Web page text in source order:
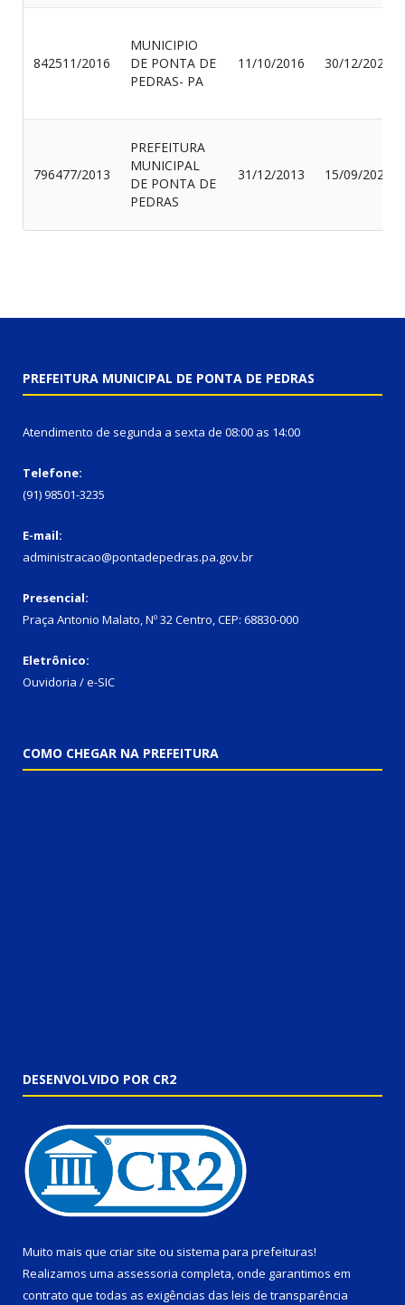
842511/2016
MUNICIPIO
DE PONTA DE
PEDRAS- PA
11/10/2016 30/12/2022
796477/2013
PREFEITURA
MUNICIPAL
DE PONTA DE
PEDRAS
31/12/2013 15/09/2023
PREFEITURA MUNICIPAL DE PONTA DE PEDRAS
Atendimento de segunda a sexta de 08:00 as 14:00
Telefone:
(91) 98501-3235
E-mail:
administracao@pontadepedras.pa.gov.br
Presencial:
Praça Antonio Malato, Nº 32 Centro, CEP: 68830-000
Eletrônico:
Ouvidoria / e-SIC
COMO CHEGAR NA PREFEITURA
DESENVOLVIDO POR CR2
Muito mais que criar site ou sistema para prefeituras!
Realizamos uma assessoria completa, onde garantimos em
contrato que todas as exigências das leis de transparência